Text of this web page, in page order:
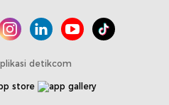
detikcom